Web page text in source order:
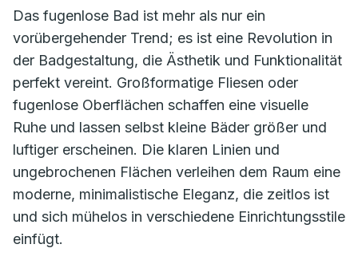
Das fugenlose Bad ist mehr als nur ein
vorübergehender Trend; es ist eine Revolution in
der Badgestaltung, die Ästhetik und Funktionalität
perfekt vereint. Großformatige Fliesen oder
fugenlose Oberflächen schaffen eine visuelle
Ruhe und lassen selbst kleine Bäder größer und
luftiger erscheinen. Die klaren Linien und
ungebrochenen Flächen verleihen dem Raum eine
moderne, minimalistische Eleganz, die zeitlos ist
und sich mühelos in verschiedene Einrichtungsstile
einfügt.